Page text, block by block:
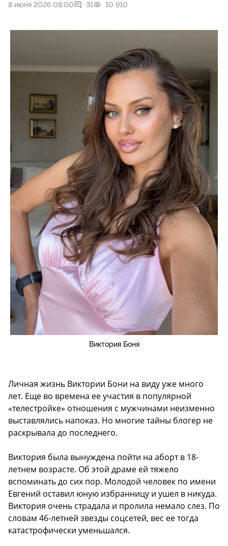
8 июня 2026 08:00 31 10 910
Виктория Боня
Личная жизнь Виктории Бони на виду уже много
лет. Еще во времена ее участия в популярной
«телестройке» отношения с мужчинами неизменно
выставлялись напоказ. Но многие тайны блогер не
раскрывала до последнего.
Виктория была вынуждена пойти на аборт в 18-
летнем возрасте. Об этой драме ей тяжело
вспоминать до сих пор. Молодой человек по имени
Евгений оставил юную избранницу и ушел в никуда.
Виктория очень страдала и пролила немало слез. По
словам 46-летней звезды соцсетей, вес ее тогда
катастрофически уменьшался.